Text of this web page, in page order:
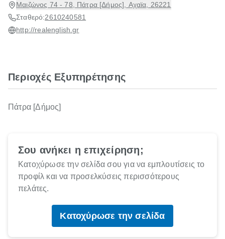
Μαιζώνος 74 - 78, Πάτρα [Δήμος], Αχαϊα, 26221
Σταθερό:2610240581
http://realenglish.gr
Περιοχές Εξυπηρέτησης
Πάτρα [Δήμος]
Σου ανήκει η επιχείρηση;
Κατοχύρωσε την σελίδα σου για να εμπλουτίσεις το
προφίλ και να προσελκύσεις περισσότερους
πελάτες.
Κατοχύρωσε την σελίδα